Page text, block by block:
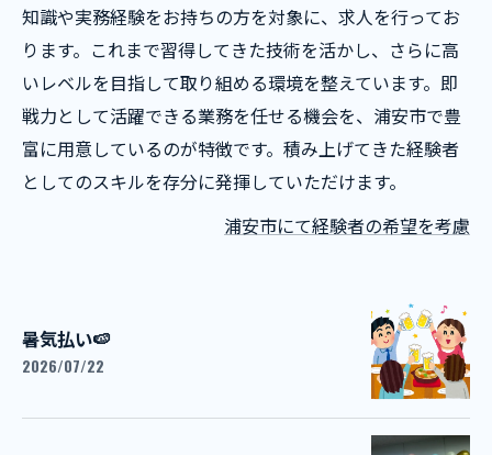
知識や実務経験をお持ちの方を対象に、求人を行ってお
ります。これまで習得してきた技術を活かし、さらに高
いレベルを目指して取り組める環境を整えています。即
戦力として活躍できる業務を任せる機会を、浦安市で豊
富に用意しているのが特徴です。積み上げてきた経験者
としてのスキルを存分に発揮していただけます。
浦安市にて経験者の希望を考慮
暑気払い🍉
2026/07/22